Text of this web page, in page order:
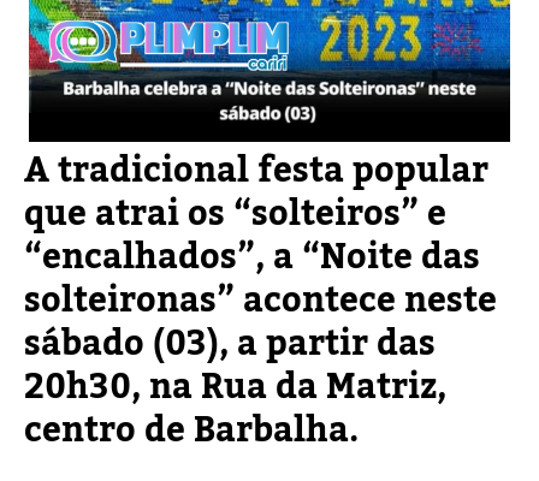
A tradicional festa popular
que atrai os “solteiros” e
“encalhados”, a “Noite das
solteironas” acontece neste
sábado (03), a partir das
20h30, na Rua da Matriz,
centro de Barbalha.